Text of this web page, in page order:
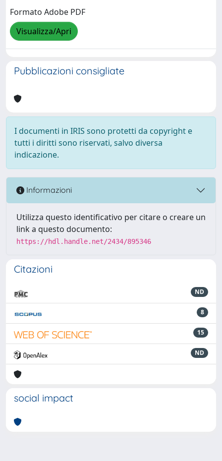
Formato Adobe PDF
Visualizza/Apri
Pubblicazioni consigliate
I documenti in IRIS sono protetti da copyright e
tutti i diritti sono riservati, salvo diversa
indicazione.
Informazioni
Utilizza questo identificativo per citare o creare un
link a questo documento:
https://hdl.handle.net/2434/895346
Citazioni
ND
8
15
ND
social impact